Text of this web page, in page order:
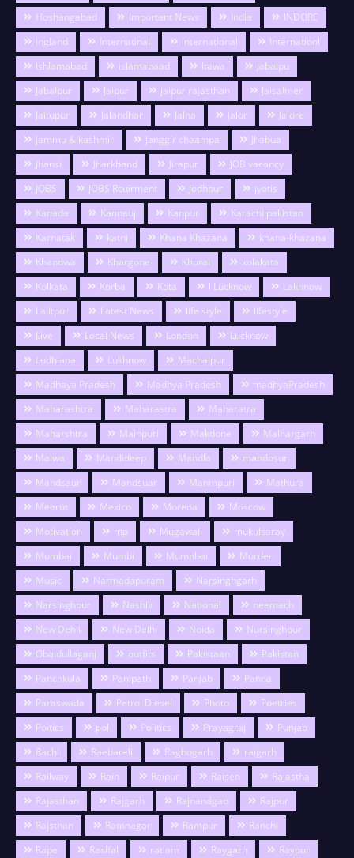
Hoshangabad
Important News India
INDORE
ingland
Internatinal international
Internationl
Ishlamabad
islamabaad Itawa
Jabalpu
Jabalpur
Jaipur jaipur rajasthan
Jaisalmer
Jaitupur
Jalandhar Jalna jalor
Jalore
jammu & kashmir
Janggir chaampa
Jhabua
Jhansi
Jharkhand Jirapur
JOB vacancy
JOBS
JOBS Rcuirment Jodhpur
jyotis
Kanada
Kannauj Kanpur
Karachi pakistan
Karnatak
katni Khana Khazana
khana-khazana
Khandwa
Khargone Khurai
kolakata
Kolkata
Korba Kota l Lucknow
Lakhnow
Lalitpur
Latest News life style
lifestyle
Live
Local News London
Lucknow
Ludhiana
Lukhnow
Machalpur
Madhaya Pradesh
Madhya Pradesh
madhyaPradesh
Maharashtra
Maharastra
Maharatra
Maharshtra
Mainpuri Makdone
Malhargarh
Malwa
Mandideep Mandla
mandosur
Mandsaur
Mandsuar Manmpuri
Mathura
Meerut
Mexico Morena
Moscow
Motivation
mp Mugawali
mukulsaray
Mumbai
Mumbi Mumnbai
Murder
Music
Narmadapuram
Narsinghgarh
Narsinghpur
Nashik National
neemach
New Dehli
New Delhi Noida
Nursinghpur
Obaidullaganj
outfits Pakistaan
Pakistan
Panchkula
Panipath Panjab
Panna
Paraswada
Petrol Diesel Photo
Poetries
Poitics
pol Politics Prayagraj
Punjab
Rachi
Raebareli Raghogarh
raigarh
Railway
Rain Raipur Raisen
Rajastha
Rajasthan
Rajgarh Rajnandgao
Rajpur
Rajsthan
Ramnagar Rampur
Ranchi
Rape
Rasifal ratlam Raygarh Raypur